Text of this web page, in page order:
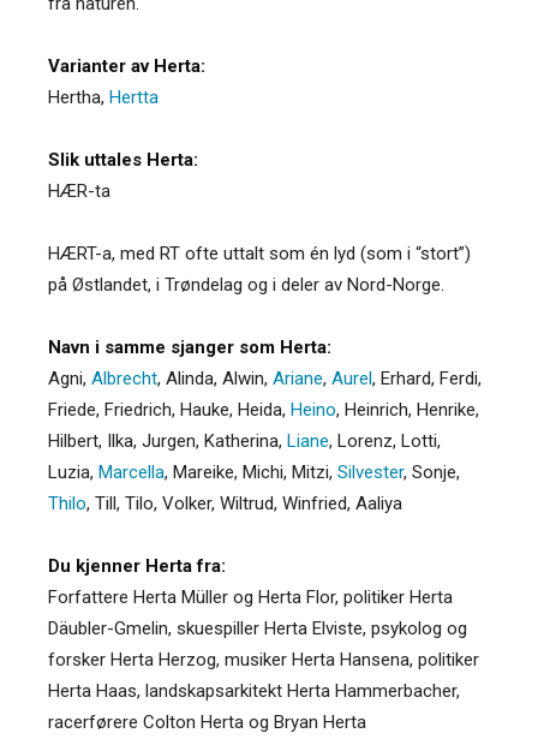
Varianter av Herta:
Hertha, Hertta
Slik uttales Herta:
HÆR-ta
HÆRT-a, med RT ofte uttalt som én lyd (som i “stort”)
på Østlandet, i Trøndelag og i deler av Nord-Norge.
Navn i samme sjanger som Herta:
Agni, Albrecht, Alinda, Alwin, Ariane, Aurel, Erhard, Ferdi,
Friede, Friedrich, Hauke, Heida, Heino, Heinrich, Henrike,
Hilbert, Ilka, Jurgen, Katherina, Liane, Lorenz, Lotti,
Luzia, Marcella, Mareike, Michi, Mitzi, Silvester, Sonje,
Thilo, Till, Tilo, Volker, Wiltrud, Winfried, Aaliya
Du kjenner Herta fra:
Forfattere Herta Müller og Herta Flor, politiker Herta
Däubler-Gmelin, skuespiller Herta Elviste, psykolog og
forsker Herta Herzog, musiker Herta Hansena, politiker
Herta Haas, landskapsarkitekt Herta Hammerbacher,
racerførere Colton Herta og Bryan Herta